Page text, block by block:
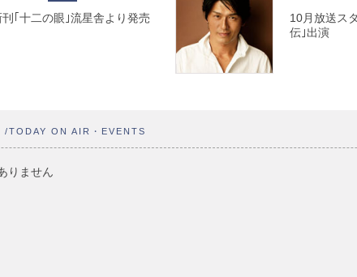
｢十二の眼｣流星舎より発売
10月放送ス
伝｣出演
/TODAY ON AIR・EVENTS
りません